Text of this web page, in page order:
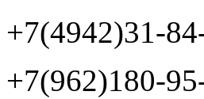
+7(4942)31-
+7(962)180-